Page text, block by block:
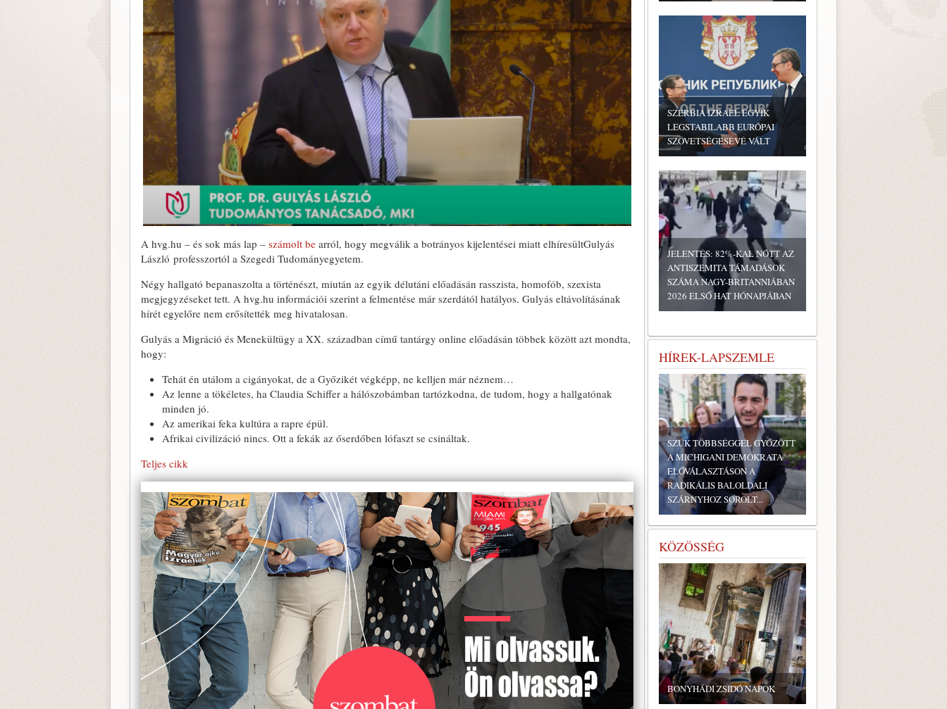
A hvg.hu – és sok más lap – számolt be arról, hogy megválik a botrányos kijelentései miatt elhíresültGulyás
László professzortól a Szegedi Tudományegyetem.
Négy hallgató bepanaszolta a történészt, miután az egyik délutáni előadásán rasszista, homofób, szexista
megjegyzéseket tett. A hvg.hu információi szerint a felmentése már szerdától hatályos. Gulyás eltávolításának
hírét egyelőre nem erősítették meg hivatalosan.
Gulyás a Migráció és Menekültügy a XX. században című tantárgy online előadásán többek között azt mondta,
hogy:
Tehát én utálom a cigányokat, de a Győzikét végképp, ne kelljen már néznem…
Az lenne a tökéletes, ha Claudia Schiffer a hálószobámban tartózkodna, de tudom, hogy a hallgatónak
minden jó.
Az amerikai feka kultúra a rapre épül.
Afrikai civilizáció nincs. Ott a fekák az őserdőben lófaszt se csináltak.
Teljes cikk
SZERBIA IZRAEL EGYIK
LEGSTABILABB EURÓPAI
SZÖVETSÉGESÉVÉ VÁLT
JELENTÉS: 82%-KAL NŐTT AZ
ANTISZEMITA TÁMADÁSOK
SZÁMA NAGY-BRITANNIÁBAN
2026 ELSŐ HAT HÓNAPJÁBAN
HÍREK-LAPSZEMLE
SZŰK TÖBBSÉGGEL GYŐZÖTT
A MICHIGANI DEMOKRATA
ELŐVÁLASZTÁSON A
RADIKÁLIS BALOLDALI
SZÁRNYHOZ SOROLT...
KÖZÖSSÉG
BONYHÁDI ZSIDÓ NAPOK